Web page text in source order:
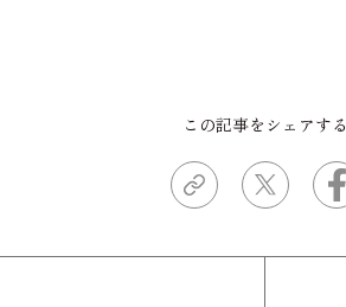
この記事をシェアする